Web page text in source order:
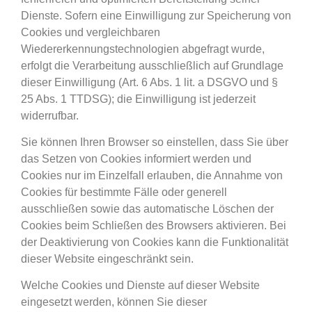
Dienste. Sofern eine Einwilligung zur Speicherung von
Cookies und vergleichbaren
Wiedererkennungstechnologien abgefragt wurde,
erfolgt die Verarbeitung ausschließlich auf Grundlage
dieser Einwilligung (Art. 6 Abs. 1 lit. a DSGVO und §
25 Abs. 1 TTDSG); die Einwilligung ist jederzeit
widerrufbar.
Sie können Ihren Browser so einstellen, dass Sie über
das Setzen von Cookies informiert werden und
Cookies nur im Einzelfall erlauben, die Annahme von
Cookies für bestimmte Fälle oder generell
ausschließen sowie das automatische Löschen der
Cookies beim Schließen des Browsers aktivieren. Bei
der Deaktivierung von Cookies kann die Funktionalität
dieser Website eingeschränkt sein.
Welche Cookies und Dienste auf dieser Website
eingesetzt werden, können Sie dieser